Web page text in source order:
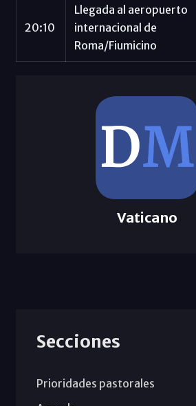
20:10
Llegada al aeropuerto
internacional de
Roma/Fiumicino
Vaticano
Secciones
Prioridades pastorales